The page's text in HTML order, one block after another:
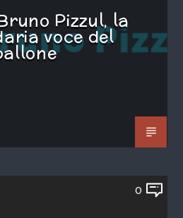
Pizzul, la
voce del
0